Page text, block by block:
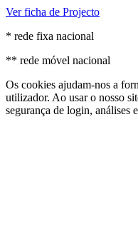
Ver ficha de Projecto
* rede fixa nacional
** rede móvel nacional
Os cookies ajudam-nos a
utilizador. Ao usar o nosso
segurança de login, análises